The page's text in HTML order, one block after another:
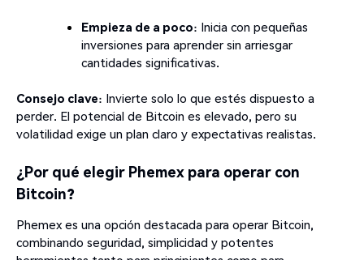
Empieza de a poco: Inicia con pequeñas
inversiones para aprender sin arriesgar
cantidades significativas.
Consejo clave: Invierte solo lo que estés dispuesto a
perder. El potencial de Bitcoin es elevado, pero su
volatilidad exige un plan claro y expectativas realistas.
¿Por qué elegir Phemex para operar con
Bitcoin?
Phemex es una opción destacada para operar Bitcoin,
combinando seguridad, simplicidad y potentes